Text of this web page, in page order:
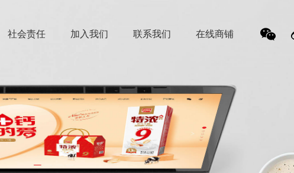
社会责任 加入我们 联系我们 在线商铺